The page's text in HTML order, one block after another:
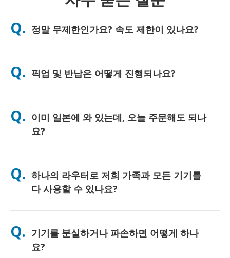
Q. 정말 무제한인가요? 속도 제한이 있나요?
A. 네, 진정한 무제한입니다. 저희는 FUP(페어 유즈 정책) 제한이나
만큼 데이터를 자유롭게 사용하실 수 있습니다. 다만, 모든 모바일
네트워크와 마찬가지로 일시적인 통신망 혼잡으로 인해 속도 저하
가 발생할 수 있습니다. 만약 정책적인 속도 제한이 발생할 경우,
Q. 픽업 및 반납은 어떻게 진행되나요?
주요 공항에서 직접 수령하시거나, 호텔 또는 숙소로 배송받으실
포함된 선불 반납 봉투를 사용하여 일본 내 어느 우체통이든 편리
하게 반납하시면 됩니다. 복잡한 서류 작성이나 카운터 대기 없이
간편하게 서비스를 이용하실 수 있습니다.
Q. 이미 일본에 와 있는데, 오늘 주문해도 되나
요?
네, 당일 공항 픽업이 가능합니다. 호텔 배송의 경우, 보통 다음 날
역에서 가장 빠른 수령 방법을 알고 싶으시다면, 언제든지 저희에
게 문의해 주세요. 친절하게 안내해 드리겠습니다.
Q. 하나의 라우터로 저희 가족과 모든 기기를
다 사용할 수 있나요?
네, 최대 10대까지(폰, 태블릿, 노트북 등) 동시에 연결하여 사용하
하게 사용하시도록 무료 보조 배터리를 함께 제공해 드리고 있습
니다.
Q. 기기를 분실하거나 파손하면 어떻게 하나
요?